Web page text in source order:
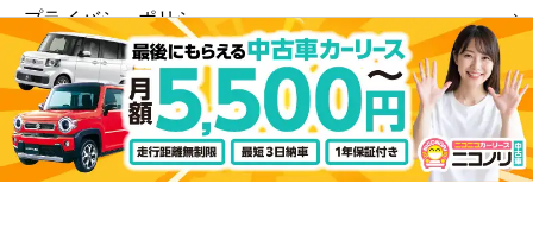
プライバシーポリシー
サイトマップ
私たちは「ニコニコレンタカー」を運営する会社です。
©モテる！ニコノリマガジン.